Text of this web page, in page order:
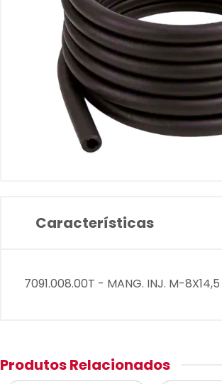
Características
7091.008.00T - MANG. INJ. M-
Produtos Relacionados